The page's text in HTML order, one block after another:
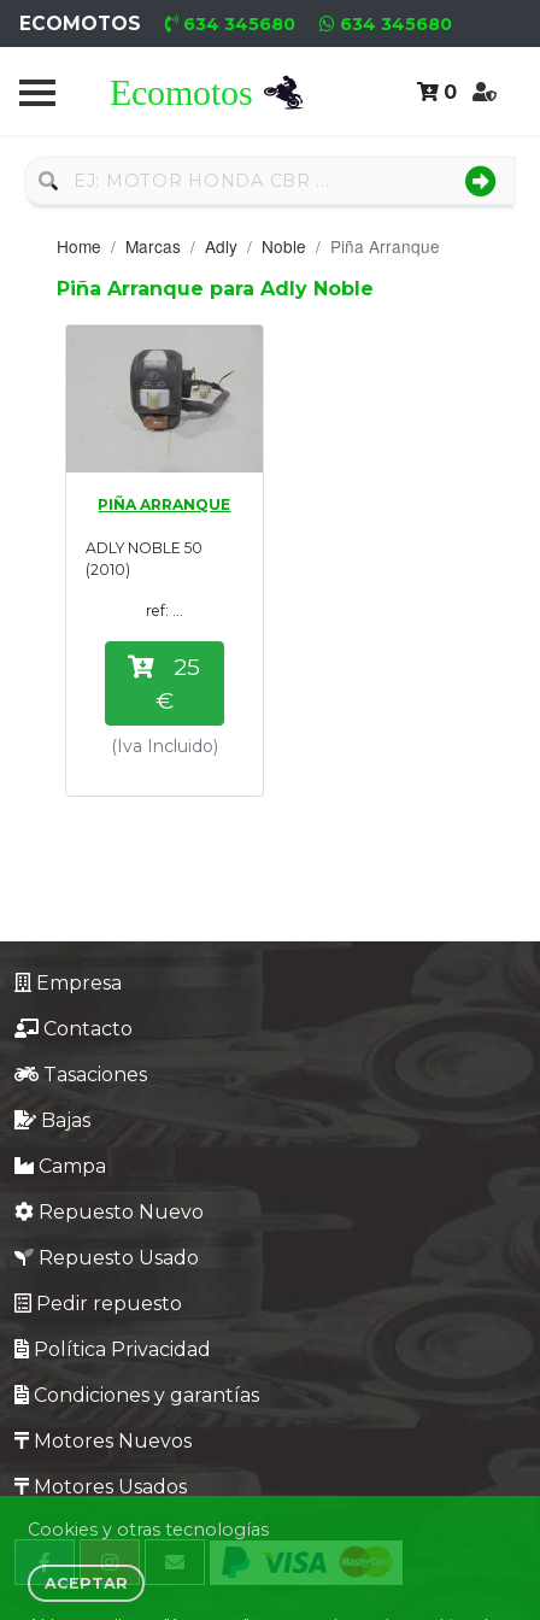
ECOMOTOS 634 345680 634 345680
0
Home
Nuevo
Neumáticos
Campa
Motores
Nuevos
Motores
Usados
Tasaciones
Formulario
Empresa
Contacto
Home Marcas Adly Noble Piña Arranque
Piña Arranque para Adly Noble
PIÑA ARRANQUE
ADLY NOBLE 50
(2010)
ref: ...
25
€
(Iva Incluido)
Empresa
Contacto
Tasaciones
Bajas
Campa
Repuesto Nuevo
Repuesto Usado
Pedir repuesto
Política Privacidad
Condiciones y garantías
Motores Nuevos
Motores Usados
Cookies y otras tecnologías
ACEPTAR